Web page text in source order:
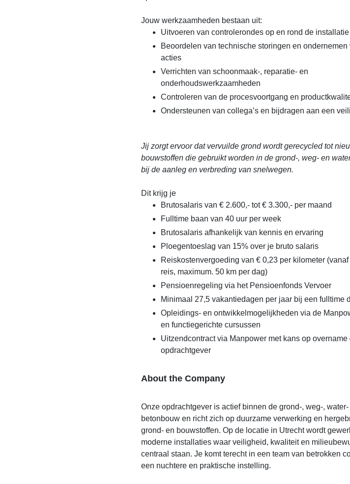
Jouw werkzaamheden bestaan uit:
Uitvoeren van controlerondes op en rond de installatie
Beoordelen van technische storingen en
acties
Verrichten van schoonmaak-, reparatie- en
onderhoudswerkzaamheden
Controleren van de procesvoortgang en
Ondersteunen van collega’s en bijdragen aan een
Jij zorgt ervoor dat vervuilde grond wordt gerecycled tot
bouwstoffen die gebruikt worden in de grond-, weg- en
bij de aanleg en verbreding van snelwegen.
Dit krijg je
Brutosalaris van € 2.600,- tot € 3.300,- per maand
Fulltime baan van 40 uur per week
Brutosalaris afhankelijk van kennis en ervaring
Ploegentoeslag van 15% over je bruto salaris
Reiskostenvergoeding van € 0,23 per kilometer
reis, maximum. 50 km per dag)
Pensioenregeling via het Pensioenfonds Vervoer
Minimaal 27,5 vakantiedagen per jaar bij een fulltime
Opleidings- en ontwikkelmogelijkheden via de
en functiegerichte cursussen
Uitzendcontract via Manpower met kans op overname
opdrachtgever
About the Company
Onze opdrachtgever is actief binnen de grond-, weg-, water-
betonbouw en richt zich op duurzame verwerking en
grond- en bouwstoffen. Op de locatie in Utrecht wordt
moderne installaties waar veiligheid, kwaliteit en
centraal staan. Je komt terecht in een team van betrokken
een nuchtere en praktische instelling.